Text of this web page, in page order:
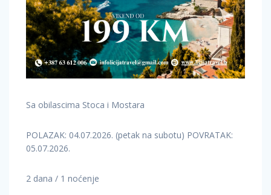
Sa obilascima Stoca i Mostara
POLAZAK: 04.07.2026. (petak na subotu) POVRATAK:
05.07.2026.
2 dana / 1 noćenje